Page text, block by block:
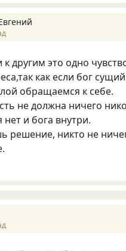
к другим это одно
как если бог
обращаемся к себе.
не должна ничего
нет и бога внутри.
решение, никто не